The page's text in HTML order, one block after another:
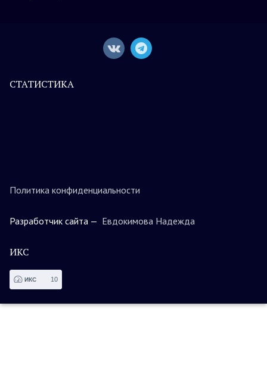
СТАТИСТИКА
Политика конфиденциальности
Разработчик сайта — Евдокимова Надежда
ИКС
ИКС 10